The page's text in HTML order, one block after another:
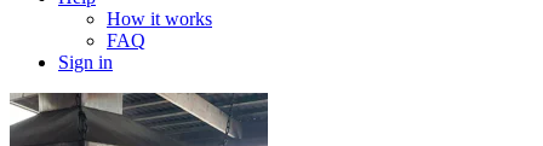
How it works
FAQ
Sign in